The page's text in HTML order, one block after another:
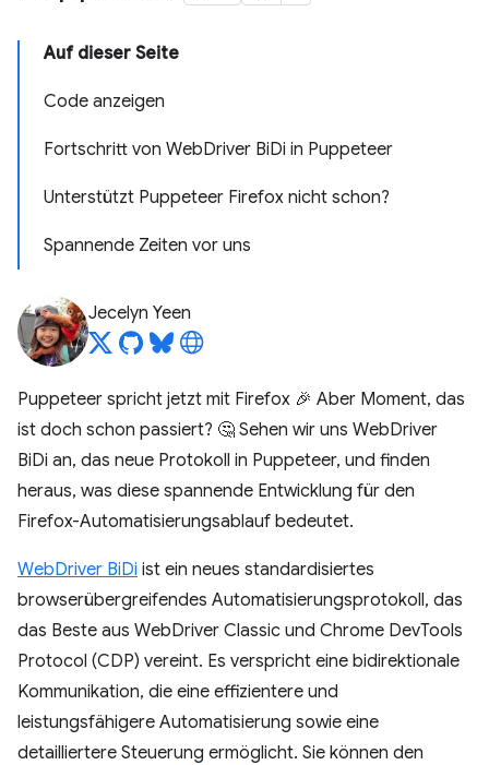
Auf dieser Seite
Code anzeigen
Fortschritt von WebDriver BiDi in Puppeteer
Unterstützt Puppeteer Firefox nicht schon?
Spannende Zeiten vor uns
Jecelyn Yeen
Puppeteer spricht jetzt mit Firefox 🎉 Aber Moment, das
ist doch schon passiert? 🤔 Sehen wir uns WebDriver
BiDi an, das neue Protokoll in Puppeteer, und finden
heraus, was diese spannende Entwicklung für den
Firefox-Automatisierungsablauf bedeutet.
WebDriver BiDi ist ein neues standardisiertes
browserübergreifendes Automatisierungsprotokoll, das
das Beste aus WebDriver Classic und Chrome DevTools
Protocol (CDP) vereint. Es verspricht eine bidirektionale
Kommunikation, die eine effizientere und
leistungsfähigere Automatisierung sowie eine
detailliertere Steuerung ermöglicht. Sie können den